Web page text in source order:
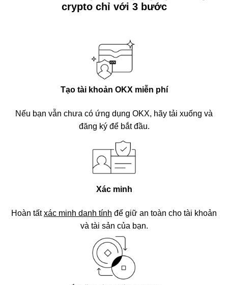
crypto chỉ với 3 bước
Tạo tài khoản OKX miễn phí
Nếu bạn vẫn chưa có ứng dụng OKX, hãy tải xuống và
đăng ký để bắt đầu.
Xác minh
Hoàn tấtxác minh danh tính để giữ an toàn cho tài khoản
và tài sản của bạn.